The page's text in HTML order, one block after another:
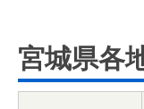
宮城県各